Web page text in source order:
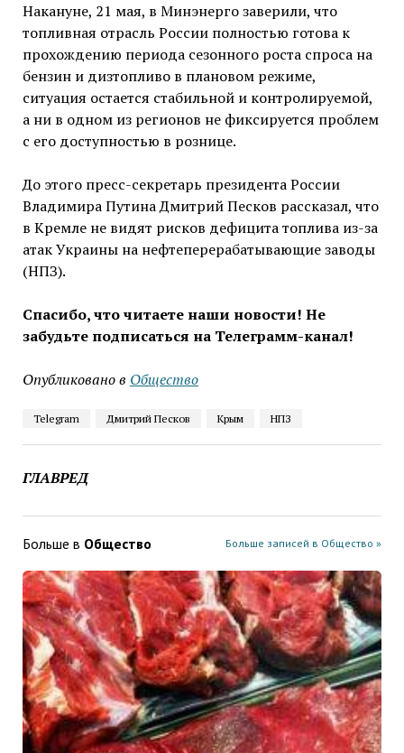
Накануне, 21 мая, в Минэнерго заверили, что
топливная отрасль России полностью готова к
прохождению периода сезонного роста спроса на
бензин и дизтопливо в плановом режиме,
ситуация остается стабильной и контролируемой,
а ни в одном из регионов не фиксируется проблем
с его доступностью в рознице.
До этого пресс-секретарь президента России
Владимира Путина Дмитрий Песков рассказал, что
в Кремле не видят рисков дефицита топлива из-за
атак Украины на нефтеперерабатывающие заводы
(НПЗ).
Спасибо, что читаете наши новости! Не
забудьте подписаться на Телеграмм-канал!
Опубликовано в Общество
Telegram Дмитрий Песков Крым НПЗ
ГЛАВРЕД
Больше в Общество Больше записей в Общество »